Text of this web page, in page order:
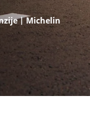
| Michelin